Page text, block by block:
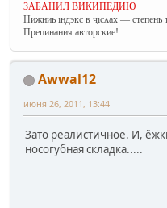
ЗАБАНИЛ ВИКИПЕДИЮ
Нижниь ıндэкс в ҷıсʌах — степень
Препинания авторские!
Awwal12
июня 26, 2011, 13:44
Зато реалистичное. И,
носогубная складка.....